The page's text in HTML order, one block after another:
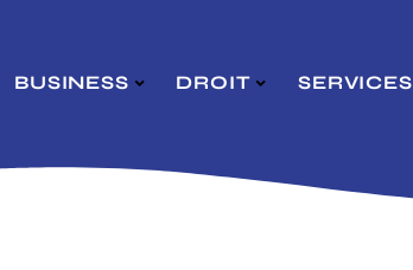
BUSINESS DROIT SERVICES